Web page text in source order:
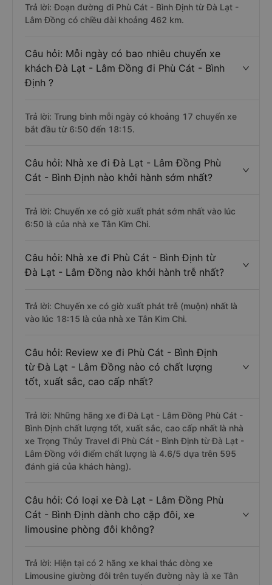
Trả lời: Đoạn đường đi Phù Cát - Bình Định từ Đà Lạt -
Lâm Đồng có chiều dài khoảng 462 km.
Câu hỏi: Mỗi ngày có bao nhiêu chuyến xe
khách Đà Lạt - Lâm Đồng đi Phù Cát - Bình
Định ?
Trả lời: Trung bình mỗi ngày có khoảng 17 chuyến xe
bắt đầu từ 6:50 đến 18:15.
Câu hỏi: Nhà xe đi Đà Lạt - Lâm Đồng Phù
Cát - Bình Định nào khởi hành sớm nhất?
Trả lời: Chuyến xe có giờ xuất phát sớm nhất vào lúc
6:50 là của nhà xe Tân Kim Chi.
Câu hỏi: Nhà xe đi Phù Cát - Bình Định từ
Đà Lạt - Lâm Đồng nào khởi hành trễ nhất?
Trả lời: Chuyến xe có giờ xuất phát trễ (muộn) nhất là
vào lúc 18:15 là của nhà xe Tân Kim Chi.
Câu hỏi: Review xe đi Phù Cát - Bình Định
từ Đà Lạt - Lâm Đồng nào có chất lượng
tốt, xuất sắc, cao cấp nhất?
Trả lời: Những hãng xe đi Đà Lạt - Lâm Đồng Phù Cát -
Bình Định chất lượng tốt, xuất sắc, cao cấp nhất là nhà
xe Trọng Thủy Travel đi Phù Cát - Bình Định từ Đà Lạt -
Lâm Đồng với điểm chất lượng là 4.6/5 dựa trên 595
đánh giá của khách hàng).
Câu hỏi: Có loại xe Đà Lạt - Lâm Đồng Phù
Cát - Bình Định dành cho cặp đôi, xe
limousine phòng đôi không?
Trả lời: Hiện tại có 2 hãng xe khai thác dòng xe
Limousine giường đôi trên tuyến đường này là xe Tân